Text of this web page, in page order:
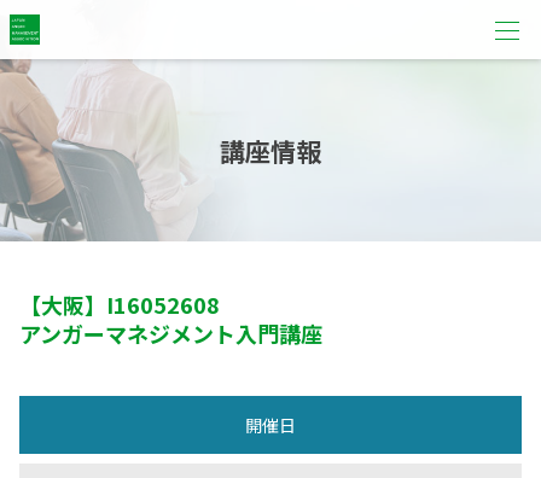
講座情報
【大阪】 I16052608
アンガーマネジメント入門講座
開催日